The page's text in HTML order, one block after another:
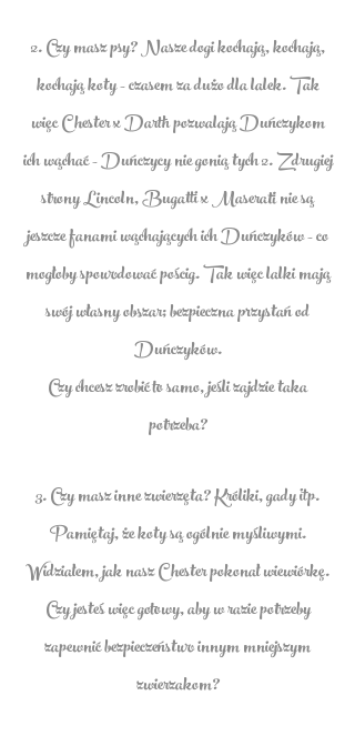
2. Czy masz psy? Nasze dogi kochają, kochają,
kochają koty - czasem za dużo dla lalek. Tak
więc Chester x Darth pozwalają Duńczykom
ich wąchać - Duńczycy nie gonią tych 2. Z drugiej
strony Lincoln, Bugatti x Maserati nie są
jeszcze fanami wąchających ich Duńczyków - co
mogłoby spowodować pościg. Tak więc lalki mają
swój własny obszar; bezpieczna przystań od
Duńczyków.
Czy chcesz zrobić to samo, jeśli zajdzie taka
potrzeba?
3. Czy masz inne zwierzęta? Króliki, gady itp.
Pamiętaj, że koty są ogólnie myśliwymi.
Widziałem, jak nasz Chester pokonał wiewiórkę.
Czy jesteś więc gotowy, aby w razie potrzeby
zapewnić bezpieczeństwo innym mniejszym
zwierzakom?